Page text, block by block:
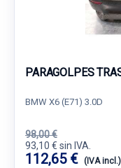
PARAGOLPES
BMW X6 (E71) 3.0D
98,00 €
93,10 € sin IVA.
112,65 € (IVA incl.)